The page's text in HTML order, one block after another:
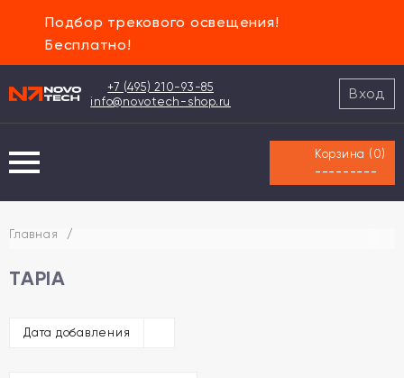
Подбор трекового освещения!
Бесплатно!
+7 (495) 210-93-85
info@novotech-shop.ru
Вход
Корзина ( 0)
---------
Главная /
TAPIA
Дата добавления